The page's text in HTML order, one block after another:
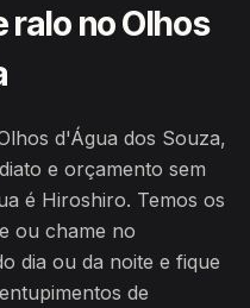
ralo no Olhos
d'Água dos Souza,
e orçamento sem
é Hiroshiro. Temos os
ou chame no
dia ou da noite e fique
de